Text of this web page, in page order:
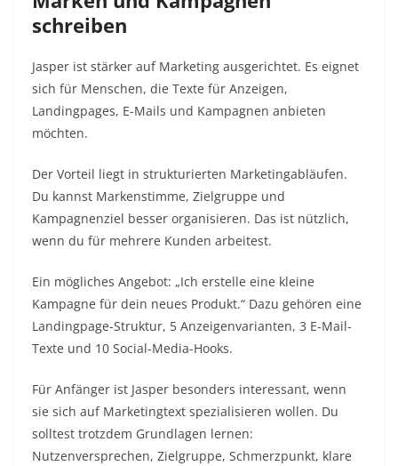
schreiben
Jasper ist stärker auf Marketing ausgerichtet. Es eignet
sich für Menschen, die Texte für Anzeigen,
Landingpages, E-Mails und Kampagnen anbieten
möchten.
Der Vorteil liegt in strukturierten Marketingabläufen.
Du kannst Markenstimme, Zielgruppe und
Kampagnenziel besser organisieren. Das ist nützlich,
wenn du für mehrere Kunden arbeitest.
Ein mögliches Angebot: „Ich erstelle eine kleine
Kampagne für dein neues Produkt.“ Dazu gehören eine
Landingpage-Struktur, 5 Anzeigenvarianten, 3 E-Mail-
Texte und 10 Social-Media-Hooks.
Für Anfänger ist Jasper besonders interessant, wenn
sie sich auf Marketingtext spezialisieren wollen. Du
solltest trotzdem Grundlagen lernen:
Nutzenversprechen, Zielgruppe, Schmerzpunkt, klare